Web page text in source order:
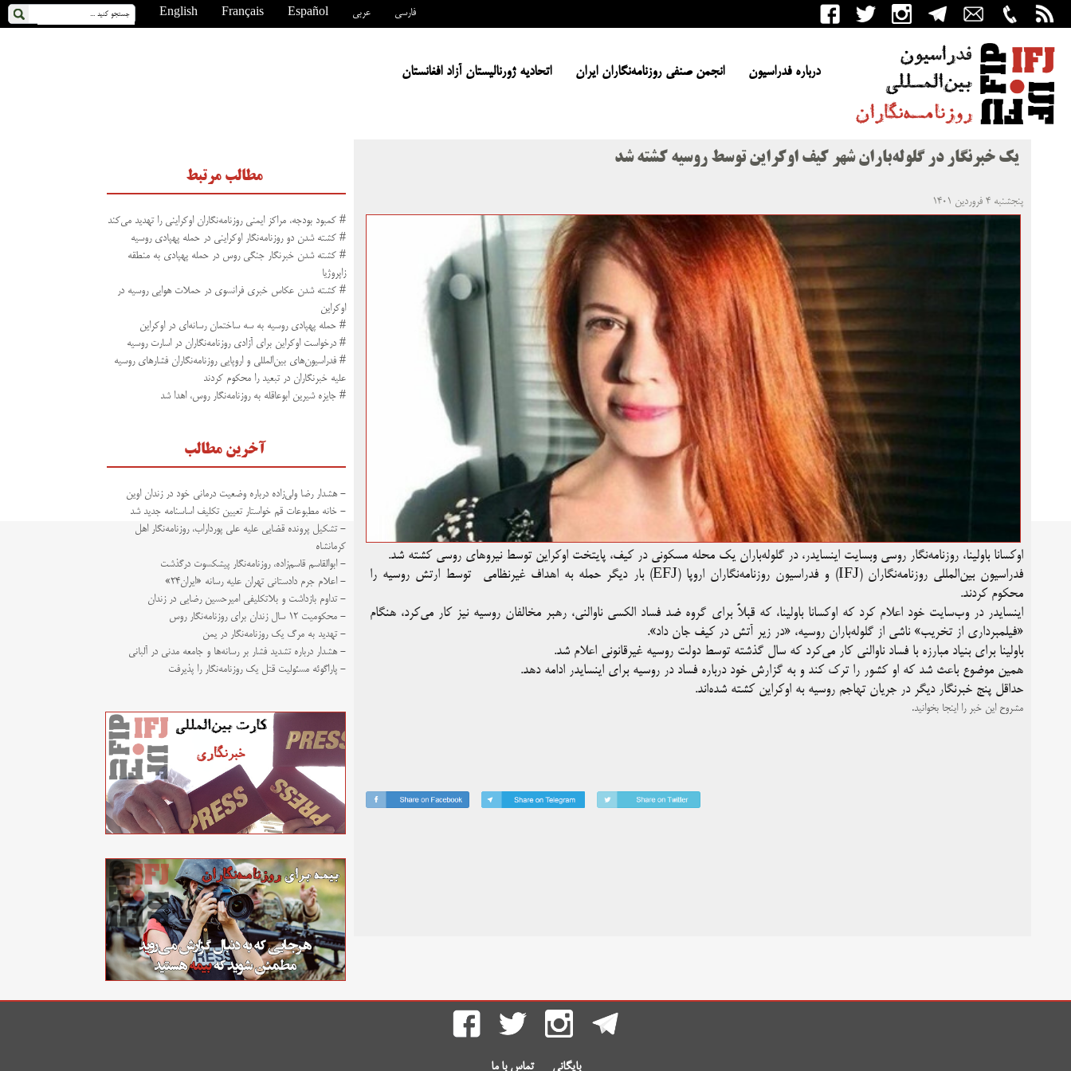
English Français Español عربی فارسی
درباره فدراسیون انجمن صنفی روزنامه‌نگاران ایران اتحادیه ژورنالیستان آزاد افغانستان
یک خبرنگار در گلوله‌باران شهر کیف اوکراین توسط روسیه کشته شد
پنجشنبه ۴ فروردین ۱۴۰۱
اوکسانا باولینا، روزنامه‌نگار روسی وبسایت اینسایدر، در گلوله‌باران یک محله مسکونی در کیف، پایتخت اوکراین توسط نیروهای روسی کشته شد.
فدراسیون بین‌المللی روزنامه‌نگاران (IFJ) و فدراسیون روزنامه‌نگاران اروپا (EFJ) بار دیگر حمله به اهداف غیرنظامی توسط ارتش روسیه را
محکوم کردند.
اینسایدر در وب‌سایت خود اعلام کرد که اوکسانا باولینا، که قبلاً برای گروه ضد فساد الکسی ناوالنی، رهبر مخالفان روسیه نیز کار می‌کرد، هنگام
«فیلمبرداری از تخریب» ناشی از گلوله‌باران روسیه، «در زیر آتش در کیف جان داد».
باولینا برای بنیاد مبارزه با فساد ناوالنی کار می‌کرد که سال گذشته توسط دولت روسیه غیرقانونی اعلام شد.
همین موضوع باعث شد که او کشور را ترک کند و به گزارش خود درباره فساد در روسیه برای اینسایدر ادامه دهد.
حداقل پنج خبرنگار دیگر در جریان تهاجم روسیه به اوکراین کشته شده‌اند.
مشروح این خبر را اینجا بخوانید.
مطالب مرتبط
# کمبود بودجه، مراکز ایمنی روزنامه‌نگاران اوکراینی را تهدید می‌کند
# کشته شدن دو روزنامه‌نگار اوکراینی در حمله پهپادی روسیه
# کشته شدن خبرنگار جنگی روس در حمله پهپادی به منطقه
زاپروژیا
# کشته شدن عکاس خبری فرانسوی در حملات هوایی روسیه در
اوکراین
# حمله پهپادی روسیه به سه ساختمان رسانه‌ای در اوکراین
# درخواست اوکراین برای آزادی روزنامه‌نگاران در اسارت روسیه
# فدراسیون‌های بین‌المللی و اروپایی روزنامه‌نگاران فشارهای روسیه
علیه خبرنگاران در تبعید را محکوم کردند
# جایزه شیرین ابوعاقله به روزنامه‌نگار روس، اهدا شد
آخرین مطالب
- هشدار رضا ولی‌زاده درباره وضعیت درمانی خود در زندان اوین
- خانه مطبوعات قم خواستار تعیین تکلیف اساسنامه جدید شد
- تشکیل پرونده قضایی علیه علی پورداراب، روزنامه‌نگار اهل
کرمانشاه
- ابوالقاسم قاسم‌زاده، روزنامه‌نگار پیشکسوت درگذشت
- اعلام جرم دادستانی تهران علیه رسانه «ایران۲۴»
- تداوم بازداشت و بلاتکلیفی امیرحسین رضایی در زندان
- محکومیت ۱۲ سال زندان برای روزنامه‌نگار روس
- تهدید به مرگ یک روزنامه‌نگار در یمن
- هشدار درباره تشدید فشار بر رسانه‌ها و جامعه مدنی در آلبانی
- پاراگوئه مسئولیت قتل یک روزنامه‌نگار را پذیرفت
بایگانی تماس با ما